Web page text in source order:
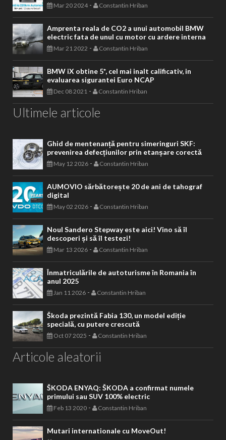
Mar 20 2024- Constantin Hriban
Amprenta reala de CO2 a unui automobil BMW
electric fata de unul cu motor cu ardere interna
Mar 21 2022 - Constantin Hriban
BMW iX obtine 5*, cel mai inalt calificativ, in
evaluarea sigurantei Euro NCAP
Dec 08 2021 - Constantin Hriban
Ultimele articole
Ghid de mentenanță pentru simeringuri SKF:
prevenirea defecțiunilor prin etanșare corectă
May 12 2026 - Constantin Hriban
AUMOVIO sărbătorește 20 de ani de tahograf
digital
May 02 2026 - Constantin Hriban
Noul Sandero Stepway este aici! Vino să îl
descoperi și să îl testezi!
Mar 13 2026 - Constantin Hriban
Înmatriculările de autoturisme în Romania în
anul 2025
Jan 11 2026 - Constantin Hriban
Škoda prezintă Fabia 130, un model ediție
specială, cu putere crescută
Oct 07 2025 - Constantin Hriban
Articole aleatorii
ŠKODA ENYAQ: ŠKODA a confirmat numele
primului sau SUV 100% electric
Feb 13 2020 - Constantin Hriban
Mutari internationale cu MoveOut!